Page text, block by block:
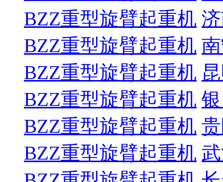
BZZ重型旋臂起重机
BZZ重型旋臂起重机
BZZ重型旋臂起重机
BZZ重型旋臂起重机
BZZ重型旋臂起重机
BZZ重型旋臂起重机